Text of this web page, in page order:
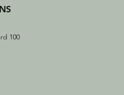
100